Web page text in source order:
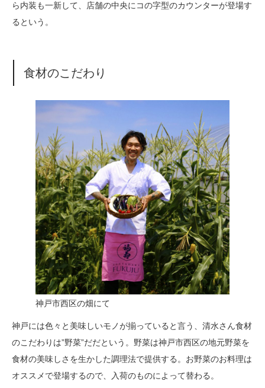
ら内装も一新して、店舗の中央にコの字型のカウンターが登場す
るという。
食材のこだわり
神戸市西区の畑にて
神戸には色々と美味しいモノが揃っていると言う、清水さん食材
のこだわりは”野菜”だだという。野菜は神戸市西区の地元野菜を
食材の美味しさを生かした調理法で提供する。お野菜のお料理は
オススメで登場するので、入荷のものによって替わる。